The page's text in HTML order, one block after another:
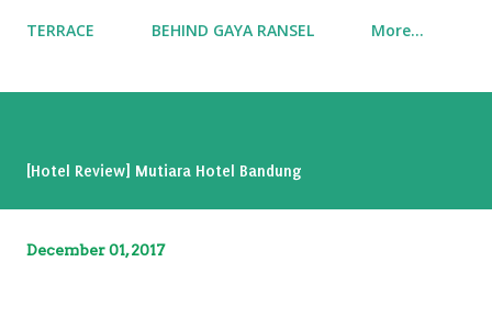
TERRACE BEHIND GAYA RANSEL More…
[Hotel Review] Mutiara Hotel Bandung
December 01, 2017